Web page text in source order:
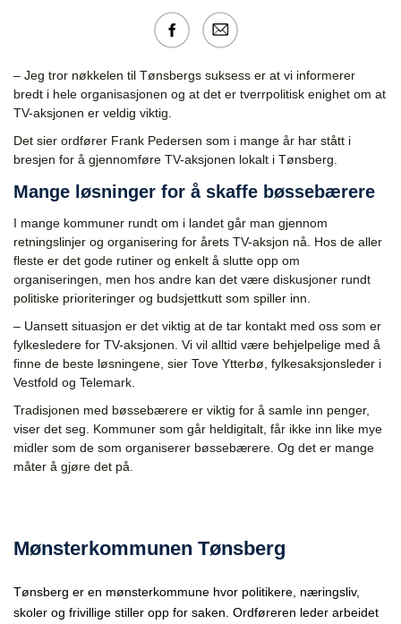
– Jeg tror nøkkelen til Tønsbergs suksess er at vi informerer
bredt i hele organisasjonen og at det er tverrpolitisk enighet om at
TV-aksjonen er veldig viktig.
Det sier ordfører Frank Pedersen som i mange år har stått i
bresjen for å gjennomføre TV-aksjonen lokalt i Tønsberg.
Mange løsninger for å skaffe bøssebærere
I mange kommuner rundt om i landet går man gjennom
retningslinjer og organisering for årets TV-aksjon nå. Hos de aller
fleste er det gode rutiner og enkelt å slutte opp om
organiseringen, men hos andre kan det være diskusjoner rundt
politiske prioriteringer og budsjettkutt som spiller inn.
– Uansett situasjon er det viktig at de tar kontakt med oss som er
fylkesledere for TV-aksjonen. Vi vil alltid være behjelpelige med å
finne de beste løsningene, sier Tove Ytterbø, fylkesaksjonsleder i
Vestfold og Telemark.
Tradisjonen med bøssebærere er viktig for å samle inn penger,
viser det seg. Kommuner som går heldigitalt, får ikke inn like mye
midler som de som organiserer bøssebærere. Og det er mange
måter å gjøre det på.
Mønsterkommunen Tønsberg
Tønsberg er en mønsterkommune hvor politikere, næringsliv,
skoler og frivillige stiller opp for saken. Ordføreren leder arbeidet